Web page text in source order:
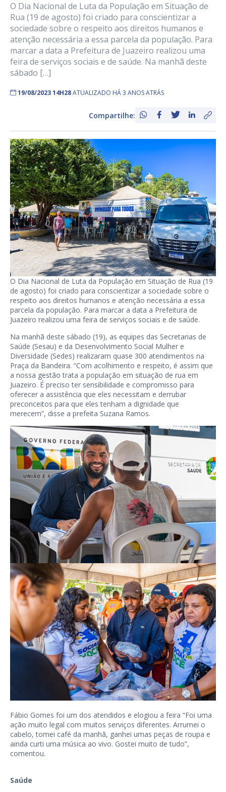
O Dia Nacional de Luta da População em Situação de
Rua (19 de agosto) foi criado para conscientizar a
sociedade sobre o respeito aos direitos humanos e
atenção necessária a essa parcela da população. Para
marcar a data a Prefeitura de Juazeiro realizou uma
feira de serviços sociais e de saúde. Na manhã deste
sábado […]
19/08/2023 14H28ATUALIZADO HÁ 3 ANOS ATRÁS
Compartilhe:
O Dia Nacional de Luta da População em Situação de Rua (19
de agosto) foi criado para conscientizar a sociedade sobre o
respeito aos direitos humanos e atenção necessária a essa
parcela da população. Para marcar a data a Prefeitura de
Juazeiro realizou uma feira de serviços sociais e de saúde.
Na manhã deste sábado (19), as equipes das Secretarias de
Saúde (Sesau) e da Desenvolvimento Social Mulher e
Diversidade (Sedes) realizaram quase 300 atendimentos na
Praça da Bandeira. “Com acolhimento e respeito, é assim que
a nossa gestão trata a população em situação de rua em
Juazeiro. É preciso ter sensibilidade e compromisso para
oferecer a assistência que eles necessitam e derrubar
preconceitos para que eles tenham a dignidade que
merecem”, disse a prefeita Suzana Ramos.
Fábio Gomes foi um dos atendidos e elogiou a feira “Foi uma
ação muito legal com muitos serviços diferentes. Arrumei o
cabelo, tomei café da manhã, ganhei umas peças de roupa e
ainda curti uma música ao vivo. Gostei muito de tudo”,
comentou.
Saúde